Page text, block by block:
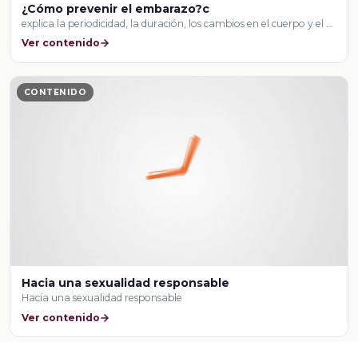
¿Cómo prevenir el embarazo?c
explica la periodicidad, la duración, los cambios en el cuerpo y el …
Ver contenido
CONTENIDO
Hacia una sexualidad responsable
Hacia una sexualidad responsable
Ver contenido